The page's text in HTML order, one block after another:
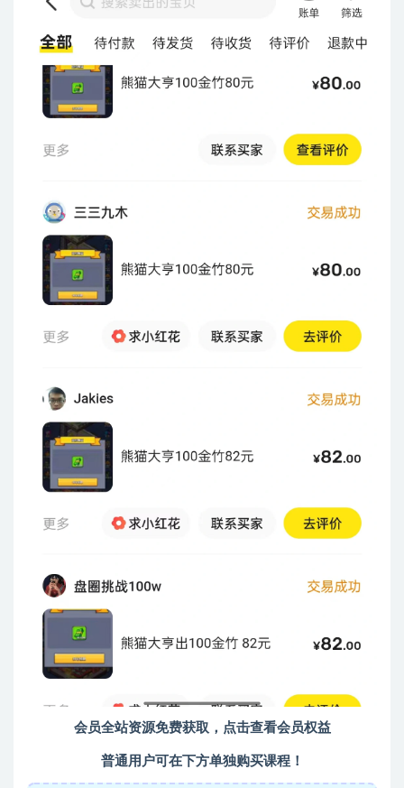
会员全站资源免费获取，点击查看会员权益
普通用户可在下方单独购买课程！